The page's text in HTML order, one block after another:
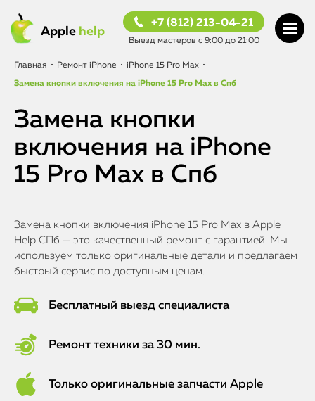
Apple help
+7 (812) 213-04-21
Выезд мастеров с 9:00 до 21:00
Главная • Ремонт iPhone • iPhone 15 Pro Max •
Замена кнопки включения на iPhone 15 Pro Max в Спб
Замена кнопки
включения на iPhone
15 Pro Max в Спб
Замена кнопки включения iPhone 15 Pro Max в Apple
Help СПб — это качественный ремонт с гарантией. Мы
используем только оригинальные детали и предлагаем
быстрый сервис по доступным ценам.
Бесплатный выезд специалиста
Ремонт техники за 30 мин.
Только оригинальные запчасти Apple